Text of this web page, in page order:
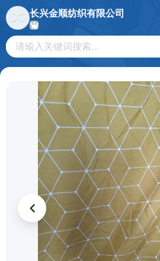
长兴金顺纺织有限公司